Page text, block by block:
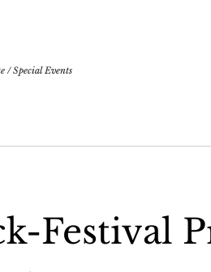
/Special Events
Festival